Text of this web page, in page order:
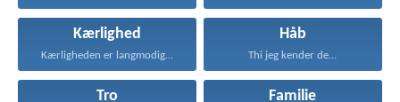
Kærlighed
Kærligheden er langmodig, er...
Håb
Thi jeg kender de...
Tro Familie